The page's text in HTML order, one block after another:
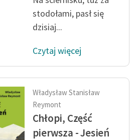
stodołami, pasł się
dzisiaj...
Czytaj więcej
Władysław Stanisław
Reymont
Chłopi, Część
pierwsza - Jesień